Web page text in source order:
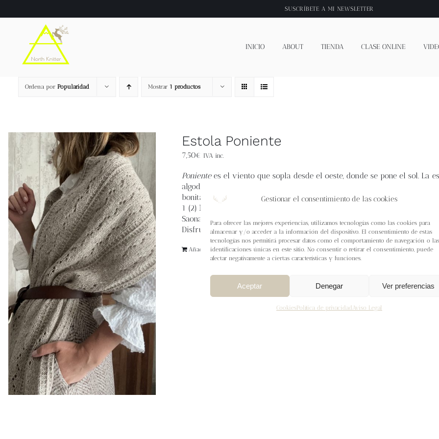
Gestionar el consentimiento de las cookies
Para ofrecer las mejores experiencias, utilizamos tecnologías como las cookies para
almacenar y/o acceder a la información del dispositivo. El consentimiento de estas
tecnologías nos permitirá procesar datos como el comportamiento de navegación o las
identificaciones únicas en este sitio. No consentir o retirar el consentimiento, puede
afectar negativamente a ciertas características y funciones.
Aceptar Denegar Ver preferencias
CookiesPolítica de privacidad Aviso Legal
al
SUSCRÍBETE A MI NEWSLETTER
INICIO ABOUT TIENDA CLASE ONLINE
Ordena por Popularidad Mostrar 1 productos
Estola Poniente
7,50€ IVA inc.
Ponientees el viento que sopla desde el oeste, donde se pone el sol. La
algodón de Andalucía junto con lana merina manchega una mezcla
bonitas de Cádiz. Es un patrón ideal si es tu primer dibujo de calados
1 (2) Medidas finales
Saona 220m/50g aprox.
50% Algodón de Andalucía, 50% Lana Merina
Disfruta de este patrón. ¡Feliz tejido!
Añadir al carrito Detalles